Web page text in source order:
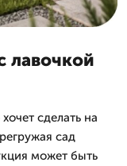
лавочкой
сделать на
сад
может быть